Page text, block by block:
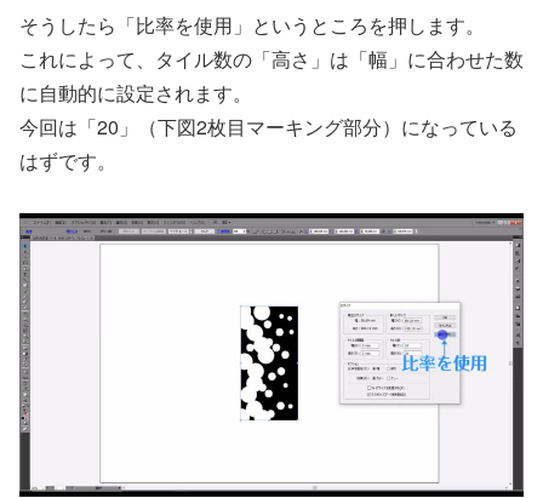
そうしたら「比率を使用」というところを押します。
これによって、タイル数の「高さ」は「幅」に合わせた数
に自動的に設定されます。
今回は「20」（下図2枚目マーキング部分）になっている
はずです。